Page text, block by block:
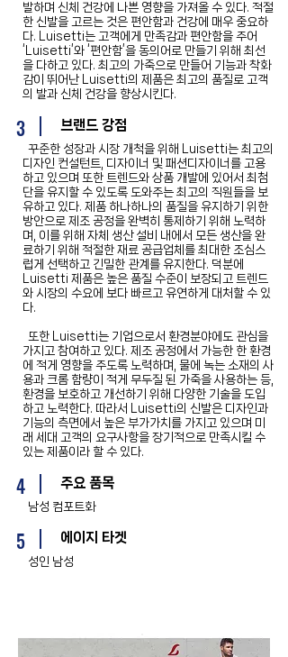
발하며 신체 건강에 나쁜 영향을 가져올 수 있다. 적절
한 신발을 고르는 것은 편안함과 건강에 매우 중요하
다. Luisetti는 고객에게 만족감과 편안함을 주어
‘Luisetti’와 ‘편안함’을 동의어로 만들기 위해 최선
을 다하고 있다. 최고의 가죽으로 만들어 기능과 착화
감이 뛰어난 Luisetti의 제품은 최고의 품질로 고객
의 발과 신체 건강을 향상시킨다.
3 ​브랜드 강점
꾸준한 성장과 시장 개척을 위해 Luisetti는 최고의
디자인 컨설턴트, 디자이너 및 패션디자이너를 고용
하고 있으며 또한 트렌드와 상품 개발에 있어서 최첨
단을 유지할 수 있도록 도와주는 최고의 직원들을 보
유하고 있다. 제품 하나하나의 품질을 유지하기 위한
방안으로 제조 공정을 완벽히 통제하기 위해 노력하
며, 이를 위해 자체 생산 설비 내에서 모든 생산을 완
료하기 위해 적절한 재료 공급업체를 최대한 조심스
럽게 선택하고 긴밀한 관계를 유지한다. 덕분에
Luisetti 제품은 높은 품질 수준이 보장되고 트렌드
와 시장의 수요에 보다 빠르고 유연하게 대처할 수 있
다.
또한 Luisetti는 기업으로서 환경분야에도 관심을
가지고 참여하고 있다. 제조 공정에서 가능한 한 환경
에 적게 영향을 주도록 노력하며, 물에 녹는 소재의 사
용과 크롬 함량이 적게 무두질 된 가죽을 사용하는 등,
환경을 보호하고 개선하기 위해 다양한 기술을 도입
하고 노력한다. 따라서 Luisetti의 신발은 디자인과
기능의 측면에서 높은 부가가치를 가지고 있으며 미
래 세대 고객의 요구사항을 장기적으로 만족시킬 수
있는 제품이라 할 수 있다.
4 주요 품목
남성 컴포트화
5 에이지 타겟
성인 남성